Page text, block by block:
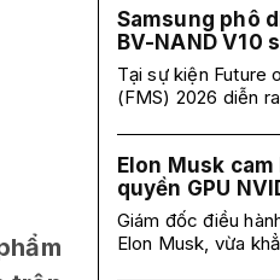
Samsung phô
BV-NAND V10
Tại sự kiện Future
(FMS) 2026 diễn
Elon Musk
quyền GPU
Giám đốc điều
Elon Musk, vừa